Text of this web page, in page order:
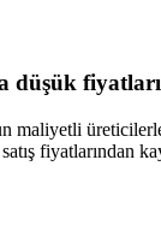
düşük
maliyetli
fiyatlarından